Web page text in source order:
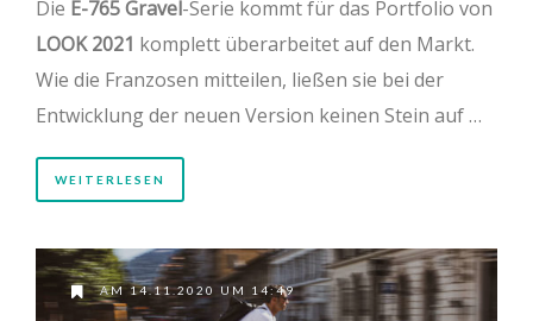
Die E-765 Gravel-Serie kommt für das Portfolio von
LOOK 2021 komplett überarbeitet auf den Markt.
Wie die Franzosen mitteilen, ließen sie bei der
Entwicklung der neuen Version keinen Stein auf …
WEITERLESEN
AM 14.11.2020 UM 14:49